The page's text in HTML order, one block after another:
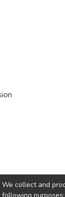
We collect and